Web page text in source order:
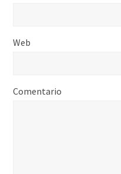
Web
Comentario